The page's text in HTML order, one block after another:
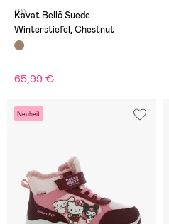
(0)
Kavat Bellö Suede
Winterstiefel, Chestnut
65,99 €
Neuheit